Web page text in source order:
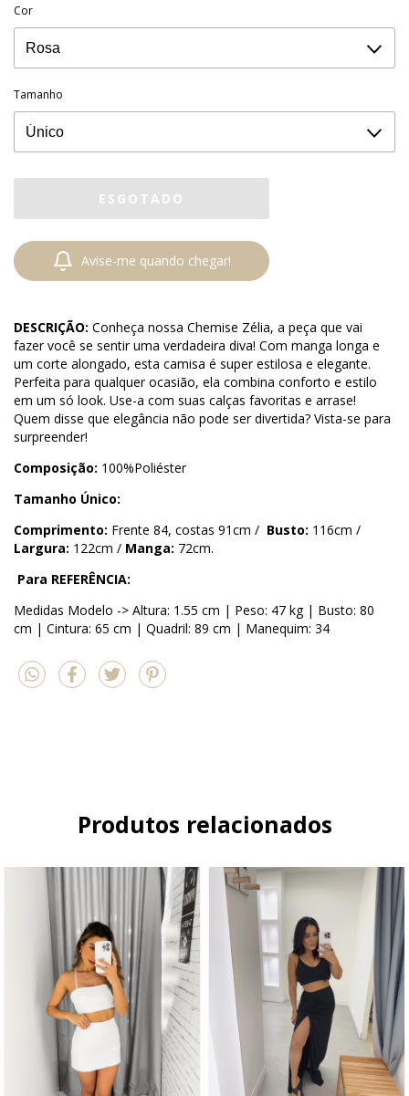
Cor
Tamanho
Avise-me quando chegar!
DESCRIÇÃO: Conheça nossa Chemise Zélia, a peça que vai
fazer você se sentir uma verdadeira diva! Com manga longa e
um corte alongado, esta camisa é super estilosa e elegante.
Perfeita para qualquer ocasião, ela combina conforto e estilo
em um só look. Use-a com suas calças favoritas e arrase!
Quem disse que elegância não pode ser divertida? Vista-se para
surpreender!
Composição: 100%Poliéster
Tamanho Único:
Comprimento: Frente 84, costas 91cm / Busto: 116cm /
Largura: 122cm / Manga: 72cm.
Para REFERÊNCIA:
Medidas Modelo -> Altura: 1.55 cm | Peso: 47 kg | Busto: 80
cm | Cintura: 65 cm | Quadril: 89 cm | Manequim: 34
Produtos relacionados